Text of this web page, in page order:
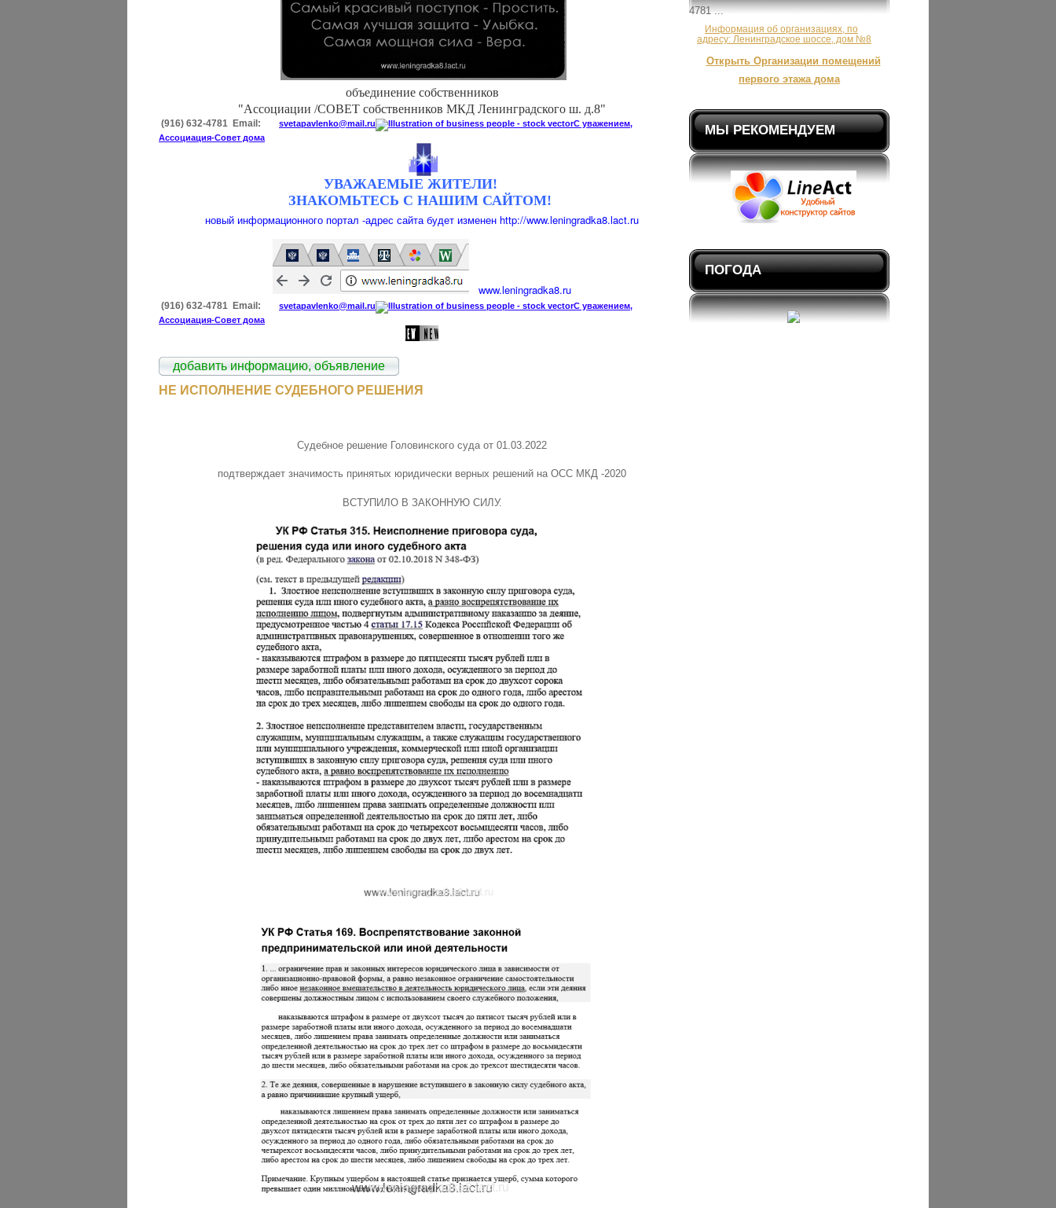
объединение собственников
"Ассоциации /СОВЕТ собственников МКД Ленинградского ш. д.8"
(916) 632-4781 Email: svetapavlenko@mail.ru
С уважением,
Ассоциация-Совет дома
УВАЖАЕМЫЕ ЖИТЕЛИ!
ЗНАКОМЬТЕСЬ С НАШИМ САЙТОМ!
новый информационного портал -адрес сайта будет изменен http://www.leningradka8.lact.ru
www.leningradka8.ru
(916) 632-4781 Email: svetapavlenko@mail.ru
С уважением,
Ассоциация-Совет дома
добавить информацию, объявление
НЕ ИСПОЛНЕНИЕ СУДЕБНОГО РЕШЕНИЯ
Судебное решение Головинского суда от 01.03.2022
подтверждает значимость принятых юридически верных решений на ОСС МКД -2020
ВСТУПИЛО В ЗАКОННУЮ СИЛУ.
4781 ...
Информация об организациях, по
адресу: Ленинградское шоссе, дом №8
Открыть Организации помещений
первого этажа дома
МЫ РЕКОМЕНДУЕМ
ПОГОДА